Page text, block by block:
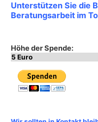
Unterstützen Sie die
Beratungsarbeit im
Höhe der Spende: